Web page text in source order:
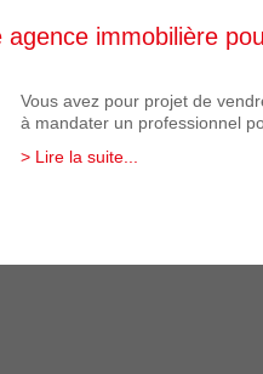
agence immobilière
Vous avez pour projet de
à mandater un professionnel
> Lire la suite...